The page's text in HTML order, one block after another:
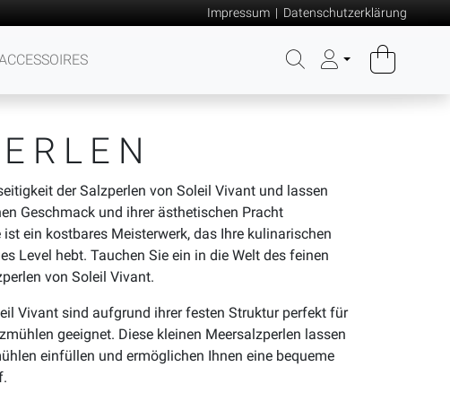
Impressum | Datenschutzerklärung
der Salzperlen von Soleil Vivant und lassen
Geschmack und ihrer ästhetischen Pracht
ist ein kostbares Meisterwerk, das Ihre kulinarischen
Level hebt. Tauchen Sie ein in die Welt des feinen
von Soleil Vivant.
Vivant sind aufgrund ihrer festen Struktur perfekt für
geeignet. Diese kleinen Meersalzperlen lassen
einfüllen und ermöglichen Ihnen eine bequeme